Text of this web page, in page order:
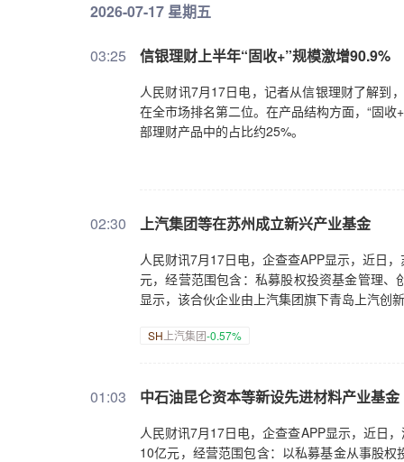
2026-07-17 星期五
03:25 信银理财上半年“固收+”规模激增90.9%
人民财讯7月17日电，记者从信银理财了解到
在全市场排名第二位。在产品结构方面，“固
部理财产品中的占比约25%。
02:30 上汽集团等在苏州成立新兴产业基金
人民财讯7月17日电，企查查APP显示，近日
元，经营范围包含：私募股权投资基金管理
显示，该合伙企业由上汽集团旗下青岛上汽创
SH 上汽集团-0.57%
01:03 中石油昆仑资本等新设先进材料产业基金
人民财讯7月17日电，企查查APP显示，近日
10亿元，经营范围包含：以私募基金从事股